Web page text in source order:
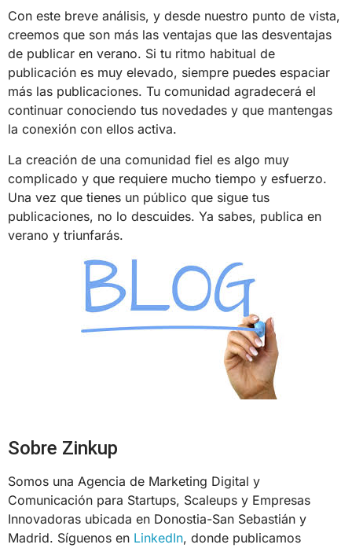
Con este breve análisis, y desde nuestro punto de vista,
creemos que son más las ventajas que las desventajas
de publicar en verano. Si tu ritmo habitual de
publicación es muy elevado, siempre puedes espaciar
más las publicaciones. Tu comunidad agradecerá el
continuar conociendo tus novedades y que mantengas
la conexión con ellos activa.
La creación de una comunidad fiel es algo muy
complicado y que requiere mucho tiempo y esfuerzo.
Una vez que tienes un público que sigue tus
publicaciones, no lo descuides. Ya sabes, publica en
verano y triunfarás.
Sobre Zinkup
Somos una Agencia de Marketing Digital y
Comunicación para Startups, Scaleups y Empresas
Innovadoras ubicada en Donostia-San Sebastián y
Madrid. Síguenos en LinkedIn, donde publicamos